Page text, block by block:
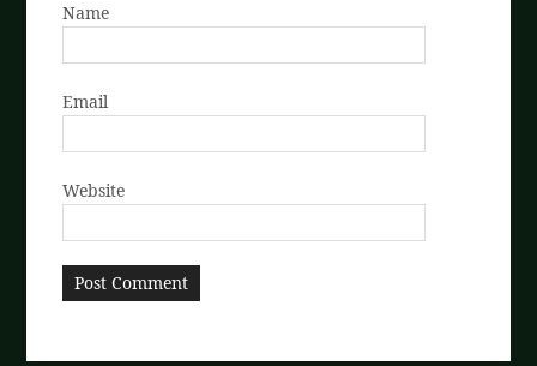
Name
Email
Website